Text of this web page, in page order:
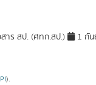
าร สป. (ศทก.สป.) 1 กัน
).